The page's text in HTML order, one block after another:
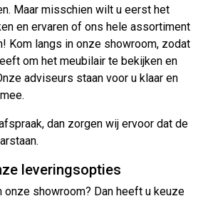
Maar misschien wilt u eerst het
en ervaren of ons hele assortiment
Kom langs in onze showroom, zodat
om het meubilair te bekijken en
adviseurs staan voor u klaar en
dan zorgen wij ervoor dat de
leveringsopties
onze showroom? Dan heeft u keuze